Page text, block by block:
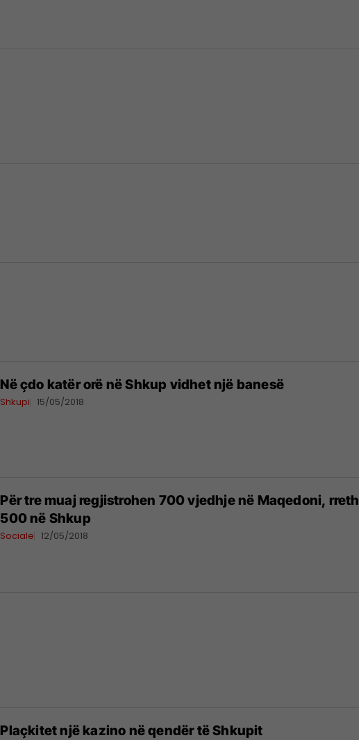
Në çdo katër orë në Shkup vidhet një banesë
Shkupi 15/05/2018
Për tre muaj regjistrohen 700 vjedhje në Maqedoni, rreth
500 në Shkup
Sociale 12/05/2018
Plaçkitet një kazino në qendër të Shkupit